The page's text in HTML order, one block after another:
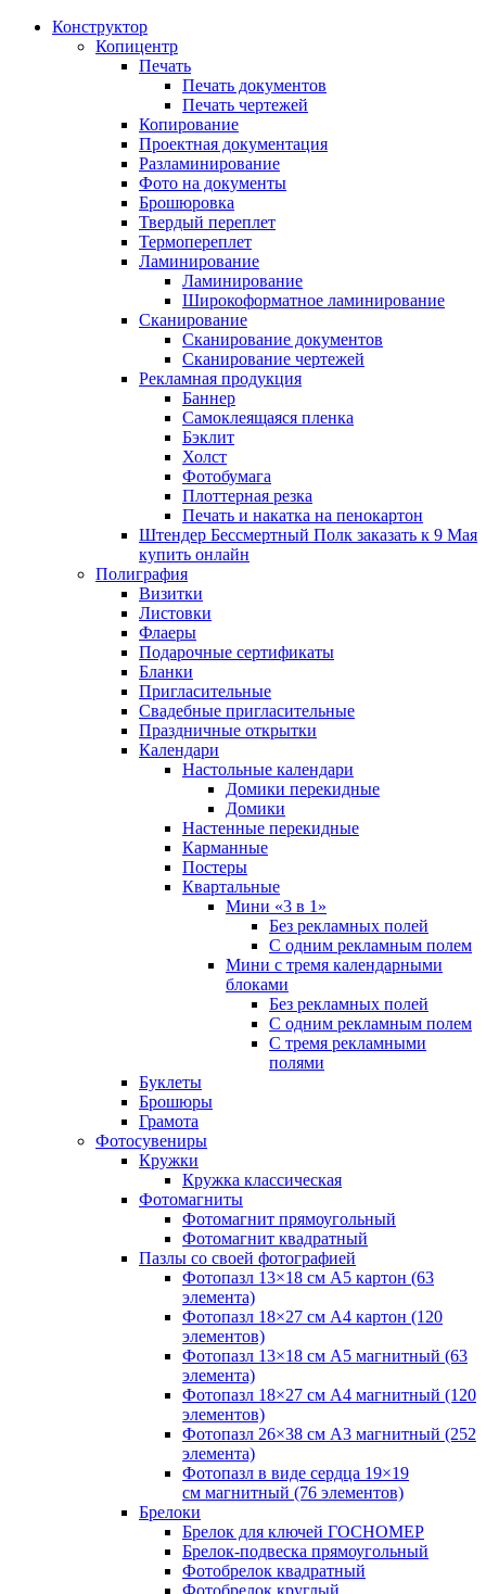
Конструктор
Копицентр
Печать
Печать документов
Печать чертежей
Копирование
Проектная документация
Разламинирование
Фото на документы
Брошюровка
Твердый переплет
Термопереплет
Ламинирование
Ламинирование
Широкоформатное ламинирование
Сканирование
Сканирование документов
Сканирование чертежей
Рекламная продукция
Баннер
Самоклеящаяся пленка
Бэклит
Холст
Фотобумага
Плоттерная резка
Печать и накатка на пенокартон
Штендер Бессмертный Полк заказать к 9 Мая
купить онлайн
Полиграфия
Визитки
Листовки
Флаеры
Подарочные сертификаты
Бланки
Пригласительные
Свадебные пригласительные
Праздничные открытки
Календари
Настольные календари
Домики перекидные
Домики
Настенные перекидные
Карманные
Постеры
Квартальные
Мини «3 в 1»
Без рекламных полей
С одним рекламным полем
Мини с тремя календарными
блоками
Без рекламных полей
С одним рекламным полем
С тремя рекламными
полями
Буклеты
Брошюры
Грамота
Фотосувениры
Кружки
Кружка классическая
Фотомагниты
Фотомагнит прямоугольный
Фотомагнит квадратный
Пазлы со своей фотографией
Фотопазл 13×18 см А5 картон (63
элемента)
Фотопазл 18×27 см А4 картон (120
элементов)
Фотопазл 13×18 см А5 магнитный (63
элемента)
Фотопазл 18×27 см А4 магнитный (120
элементов)
Фотопазл 26×38 см А3 магнитный (252
элемента)
Фотопазл в виде сердца 19×19
см магнитный (76 элементов)
Брелоки
Брелок для ключей ГОСНОМЕР
Брелок-подвеска прямоугольный
Фотобрелок квадратный
Фотобрелок круглый